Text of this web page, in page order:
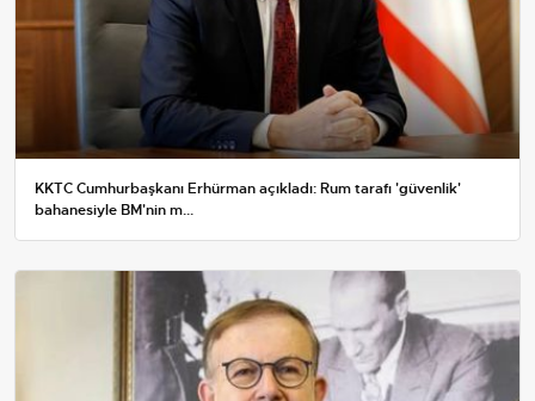
KKTC Cumhurbaşkanı Erhürman açıkladı: Rum tarafı 'güvenlik'
bahanesiyle BM'nin m...